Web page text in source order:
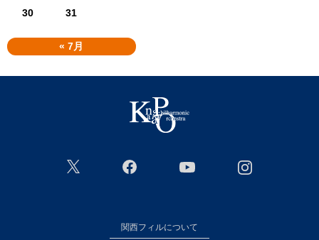
« 7月
30
31
関西フィルについて